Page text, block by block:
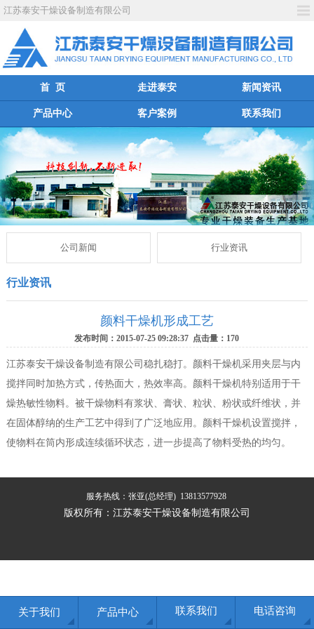
江苏泰安干燥设备制造有限公司
首 页 走进泰安 新闻资讯
产品中心 客户案例 联系我们
公司新闻 行业资讯
行业资讯
颜料干燥机形成工艺
发布时间：2015-07-25 09:28:37 点击量： 170
江苏泰安干燥设备制造有限公司稳扎稳打。颜料干燥机采用夹层与内
搅拌同时加热方式，传热面大，热效率高。颜料干燥机特别适用于干
燥热敏性物料。被干燥物料有浆状、膏状、粒状、粉状或纤维状，并
在固体醇纳的生产工艺中得到了广泛地应用。颜料干燥机设置搅拌，
使物料在筒内形成连续循环状态，进一步提高了物料受热的均匀。
服务热线：张亚(总经理) 13813577928
版权所有：江苏泰安干燥设备制造有限公司
关于我们 产品中心 联系我们 电话咨询